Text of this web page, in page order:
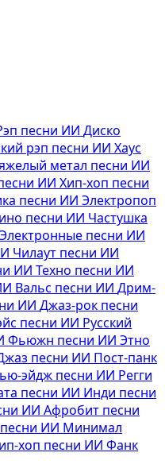
песни ИИ Диско
рэп песни ИИ Хаус
метал песни ИИ
ИИ Хип-хоп песни
песни ИИ Электропоп
песни ИИ Частушка
Электронные песни ИИ
Чилаут песни ИИ
ИИ Техно песни ИИ
Вальс песни ИИ Дрим-
ИИ Джаз-рок песни
песни ИИ Русский
Фьюжн песни ИИ Этно
песни ИИ Пост-панк
эйдж песни ИИ Регги
песни ИИ Инди песни
ИИ Афробит песни
ИИ Минимал
хоп песни ИИ Фанк